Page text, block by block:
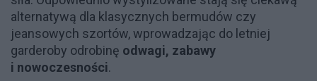
alternatywą dla klasycznych bermudów czy
jeansowych szortów, wprowadzając do letniej
garderoby odrobinę odwagi, zabawy
i nowoczesności.